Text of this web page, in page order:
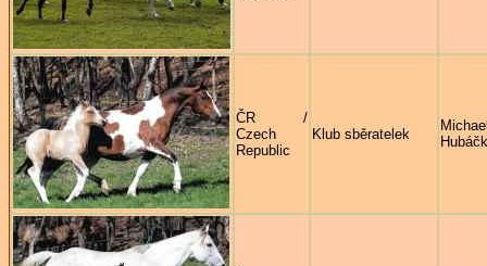
ČR /
Czech
Republic
Klub sběratelek